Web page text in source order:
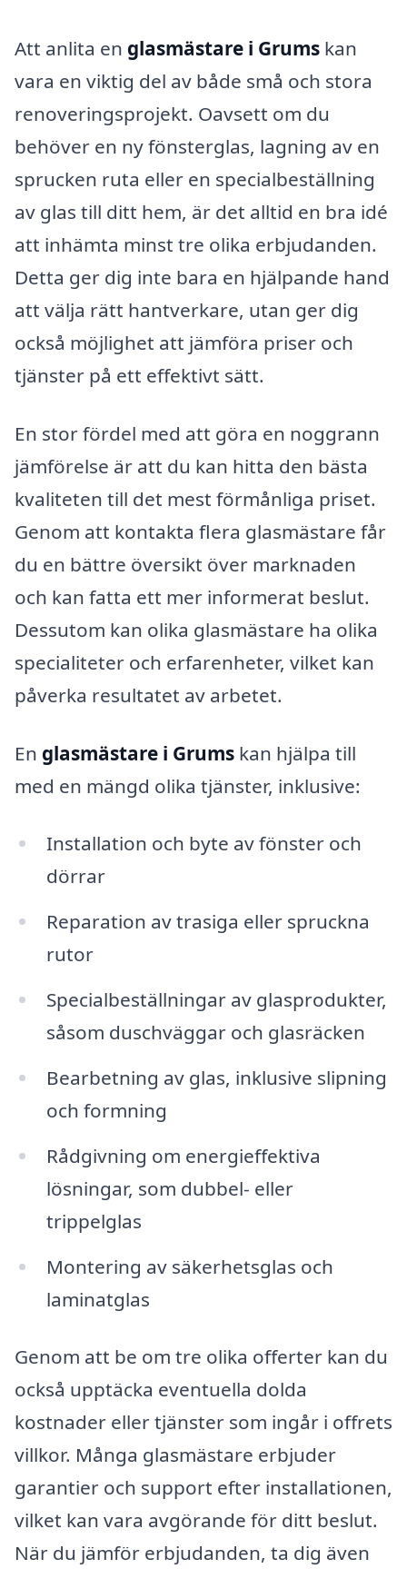
Att anlita en glasmästare i Grums kan
vara en viktig del av både små och stora
renoveringsprojekt. Oavsett om du
behöver en ny fönsterglas, lagning av en
sprucken ruta eller en specialbeställning
av glas till ditt hem, är det alltid en bra idé
att inhämta minst tre olika erbjudanden.
Detta ger dig inte bara en hjälpande hand
att välja rätt hantverkare, utan ger dig
också möjlighet att jämföra priser och
tjänster på ett effektivt sätt.
En stor fördel med att göra en noggrann
jämförelse är att du kan hitta den bästa
kvaliteten till det mest förmånliga priset.
Genom att kontakta flera glasmästare får
du en bättre översikt över marknaden
och kan fatta ett mer informerat beslut.
Dessutom kan olika glasmästare ha olika
specialiteter och erfarenheter, vilket kan
påverka resultatet av arbetet.
En glasmästare i Grums kan hjälpa till
med en mängd olika tjänster, inklusive:
Installation och byte av fönster och
dörrar
Reparation av trasiga eller spruckna
rutor
Specialbeställningar av glasprodukter,
såsom duschväggar och glasräcken
Bearbetning av glas, inklusive slipning
och formning
Rådgivning om energieffektiva
lösningar, som dubbel- eller
trippelglas
Montering av säkerhetsglas och
laminatglas
Genom att be om tre olika offerter kan du
också upptäcka eventuella dolda
kostnader eller tjänster som ingår i offrets
villkor. Många glasmästare erbjuder
garantier och support efter installationen,
vilket kan vara avgörande för ditt beslut.
När du jämför erbjudanden, ta dig även